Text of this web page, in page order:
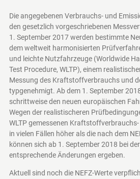
Die angegebenen Verbrauchs- und
den gesetzlich vorgeschriebenen
1. September 2017 werden bestimmte
dem weltweit harmonisierten
und leichte Nutzfahrzeuge (Worldwide
Test Procedure, WLTP), einem
Messung des Kraftstoffverbrauchs und
typgenehmigt. Ab dem 1. September
schrittweise den neuen europäischen
Wegen der realistischeren
WLTP gemessenen
in vielen Fällen höher als die nach dem
können sich ab 1. September 2018 bei
entsprechende Änderungen ergeben.
Aktuell sind noch die NEFZ-Werte